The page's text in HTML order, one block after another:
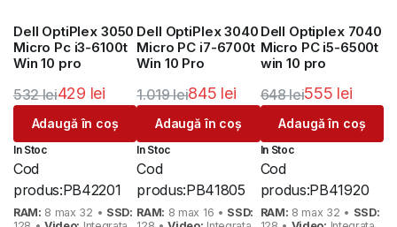
Dell OptiPlex 3050
Micro Pc i3-6100t
Win 10 pro
532lei
Prețul
inițial
a
fost:
532 lei.
429 lei
Prețul
curent
este:
429 lei.
Adaugă în coș
In Stoc
Cod
produs:PB42201
RAM: 8 max 32 • SSD:
Dell OptiPlex 3040
Micro PC i7-6700t
Win 10 Pro
1.019lei
Prețul
inițial
a
fost:
1.019 lei.
845 lei
Prețul
curent
este:
845 lei.
Adaugă în coș
In Stoc
Cod
produs:PB41805
RAM: 8 max 16 • SSD:
Dell Optiplex 7040
Micro PC i5-6500t
win 10 pro
648lei
Prețul
inițial
a
fost:
648 lei.
555 lei
Prețul
curent
este:
555 lei.
Adaugă în coș
In Stoc
Cod
produs:PB41920
RAM: 8 max 32 • SSD: